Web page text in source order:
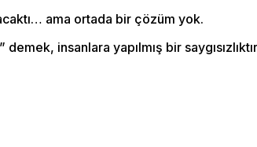
ama ortada bir çözüm yok.
insanlara yapılmış bir